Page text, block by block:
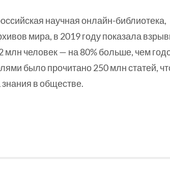
научная онлайн-библиотека,
мира, в 2019 году показала
млн человек — на 80% больше, чем
было прочитано 250 млн статей,
в обществе.